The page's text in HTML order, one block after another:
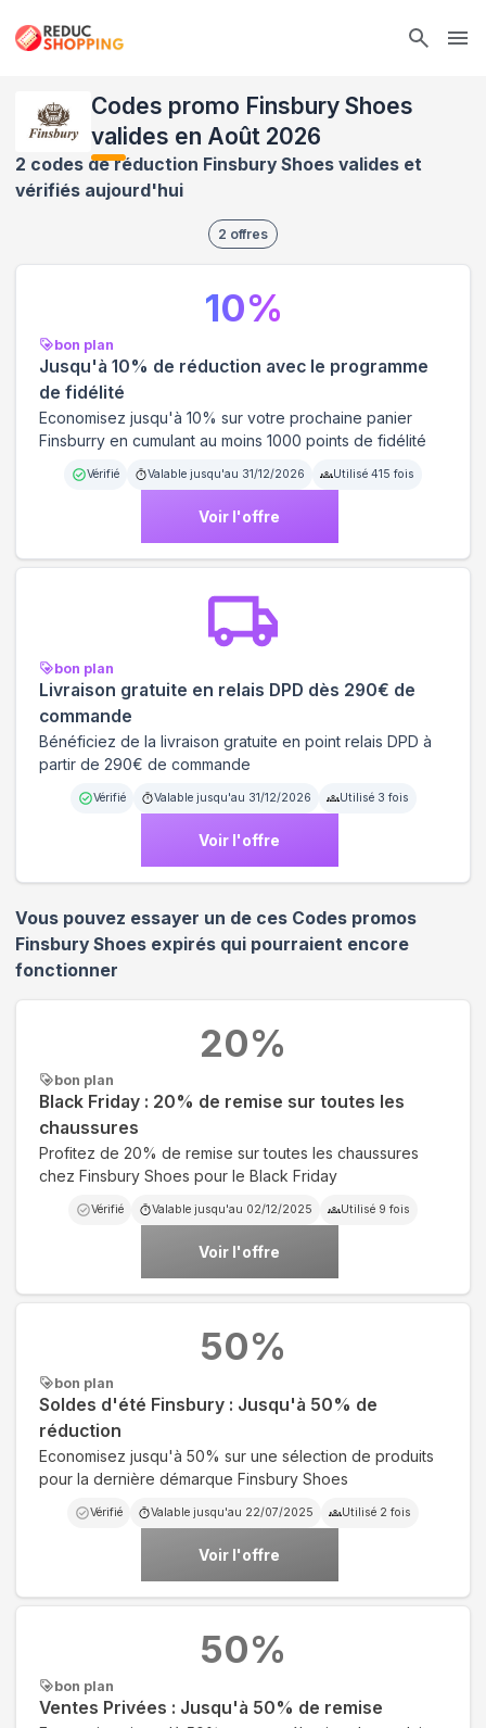
Codes promo Finsbury Shoes
valides en Août 2026
2 codes de réduction Finsbury Shoes valides et
vérifiés aujourd'hui
2 offres
bon plan
Jusqu'à 10% de réduction avec le programme
de fidélité
Economisez jusqu'à 10% sur votre prochaine panier
Finsburry en cumulant au moins 1000 points de fidélité
Vérifié Valable jusqu'au 31/12/2026 Utilisé 415 fois
Voir l'offre
10%
bon plan
Livraison gratuite en relais DPD dès 290€ de
commande
Bénéficiez de la livraison gratuite en point relais DPD à
partir de 290€ de commande
Vérifié Valable jusqu'au 31/12/2026 Utilisé 3 fois
Voir l'offre
Vous pouvez essayer un de ces Codes promos
Finsbury Shoes expirés qui pourraient encore
fonctionner
bon plan
Black Friday : 20% de remise sur toutes les
chaussures
Profitez de 20% de remise sur toutes les chaussures
chez Finsbury Shoes pour le Black Friday
Vérifié Valable jusqu'au 02/12/2025 Utilisé 9 fois
Voir l'offre
20%
bon plan
Soldes d'été Finsbury : Jusqu'à 50% de
réduction
Economisez jusqu'à 50% sur une sélection de produits
pour la dernière démarque Finsbury Shoes
Vérifié Valable jusqu'au 22/07/2025 Utilisé 2 fois
Voir l'offre
50%
bon plan
Ventes Privées : Jusqu'à 50% de remise
50%